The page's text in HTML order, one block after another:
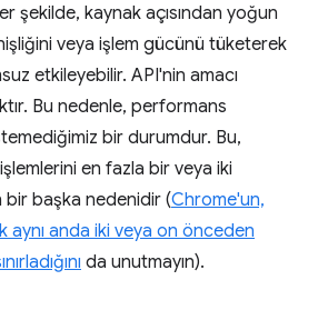
şekilde, kaynak açısından yoğun
veya işlem gücünü tüketerek
etkileyebilir. API'nin amacı
Bu nedenle, performans
bir durumdur. Bu,
en fazla bir veya iki
bir başka nedenidir (Chrome'un,
aynı anda iki veya on önceden
da unutmayın).